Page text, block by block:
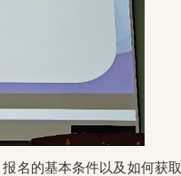
名的基本条件以及如何获取